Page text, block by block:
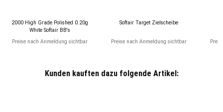
2000 High Grade Polished 0.20g
White Softair BB's
Preise nach Anmeldung sichtbar
Softair Target Zielscheibe
Preise nach Anmeldung sichtbar
Kunden kauften dazu folgende Artikel: